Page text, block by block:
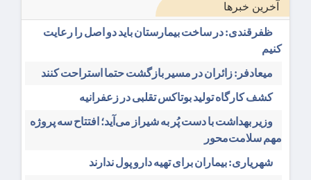
آخرین خبرها
ظفرقندی: در ساخت بیمارستان باید دو اصل را رعایت
کنیم
میعادفر: زائران در مسیر بازگشت حتما استراحت کنند
کشف کارگاه تولید بوتاکس تقلبی در زعفرانیه
وزیر بهداشت با دست پُر به شیراز می‌آید؛ افتتاح سه پروژه
مهم سلامت‌محور
شهریاری: بیماران برای تهیه دارو پول ندارند